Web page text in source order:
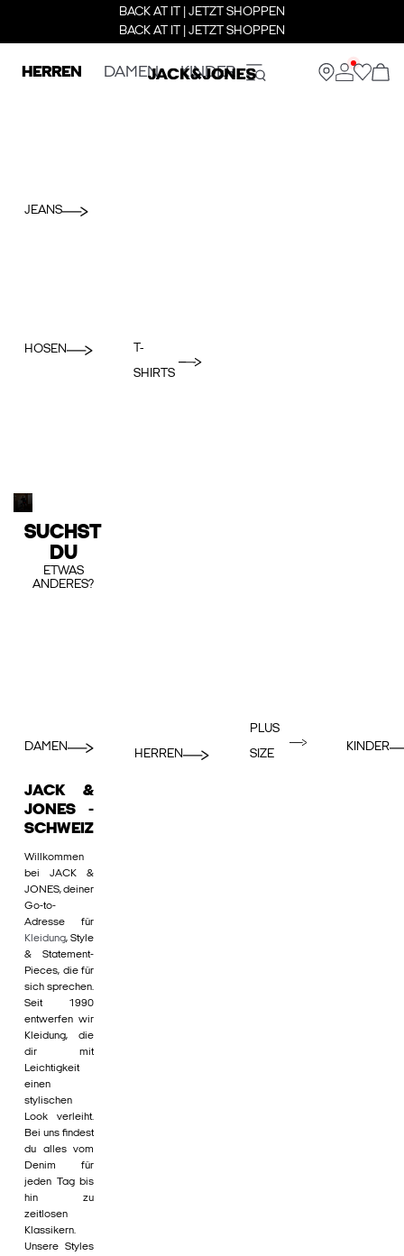
BACK AT IT | JETZT SHOPPEN
BACK AT IT | JETZT SHOPPEN
HERREN DAMEN KINDER
JEANS
HOSEN
T-
SHIRTS
SUCHST
DU
ETWAS
ANDERES?
DAMEN
HERREN
PLUS
SIZE
KINDER
JACK &
JONES -
SCHWEIZ
Willkommen
bei JACK &
JONES, deiner
Go-to-
Adresse für
Kleidung, Style
& Statement-
Pieces, die für
sich sprechen.
Seit 1990
entwerfen wir
Kleidung, die
dir mit
Leichtigkeit
einen
stylischen
Look verleiht.
Bei uns findest
du alles vom
Denim für
jeden Tag bis
hin zu
zeitlosen
Klassikern.
Unsere Styles